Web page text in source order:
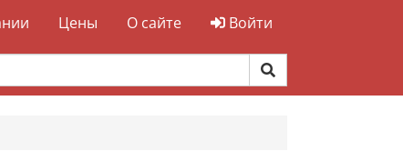
Цены О сайте Войти